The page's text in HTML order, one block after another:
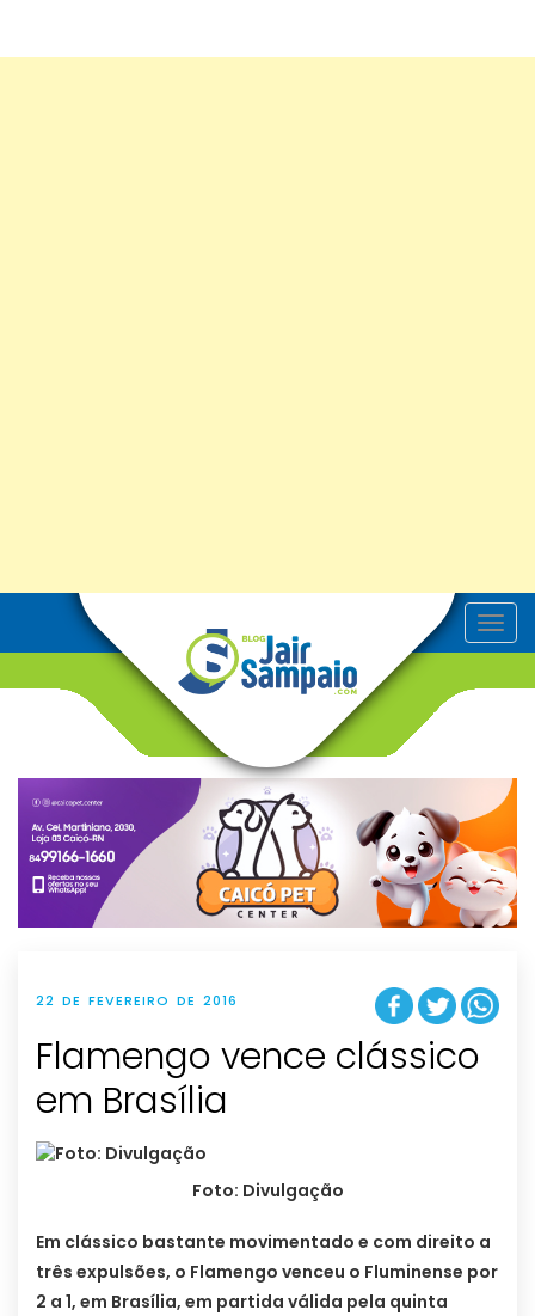
T
o
v
g
t
i
o
n
22 DE FEVEREIRO DE 2016
Flamengo vence clássico
em Brasília
Foto: Divulgação
Em clássico bastante movimentado e com direito a
três expulsões, o Flamengo venceu o Fluminense por
2 a 1, em Brasília, em partida válida pela quinta